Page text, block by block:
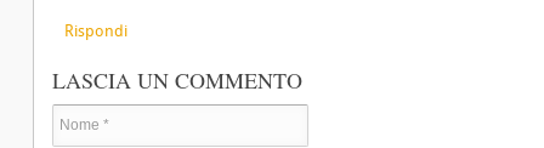
Rispondi
LASCIA UN COMMENTO